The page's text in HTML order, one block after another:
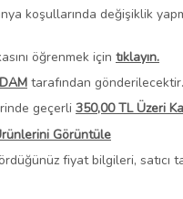
koşullarında değişiklik
öğrenmek için tıklayın.
tarafından gönderilecektir.
geçerli 350,00 TL Üzeri
Görüntüle
fiyat bilgileri, satıcı